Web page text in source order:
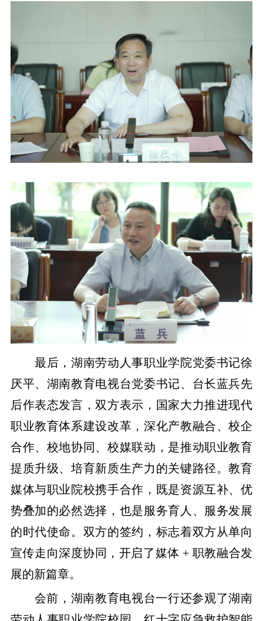
​最后，湖南劳动人事职业学院党委书记徐
厌平、湖南教育电视台党委书记、台长蓝兵先
后作表态发言，双方表示，国家大力推进现代
职业教育体系建设改革，深化产教融合、校企
合作、校地协同、校媒联动，是推动职业教育
提质升级、培育新质生产力的关键路径。教育
媒体与职业院校携手合作，既是资源互补、优
势叠加的必然选择，也是服务育人、服务发展
的时代使命。双方的签约，标志着双方从单向
宣传走向深度协同，开启了媒体 + 职教融合发
展的新篇章。
会前，湖南教育电视台一行还参观了湖南